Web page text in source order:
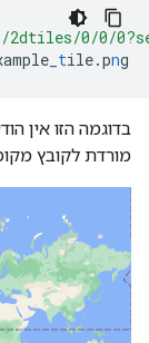
0/0/
tile.png
בדוגמה הזו אין
מורדת לקובץ